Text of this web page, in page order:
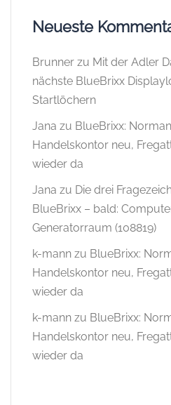
Neueste
Brunner zu Mit der Adler
nächste BlueBrixx
Startlöchern
Jana zu BlueBrixx:
Handelskontor neu,
wieder da
Jana zu Die drei
BlueBrixx – bald:
Generatorraum (108819)
k-mann zu BlueBrixx:
Handelskontor neu,
wieder da
k-mann zu BlueBrixx:
Handelskontor neu,
wieder da